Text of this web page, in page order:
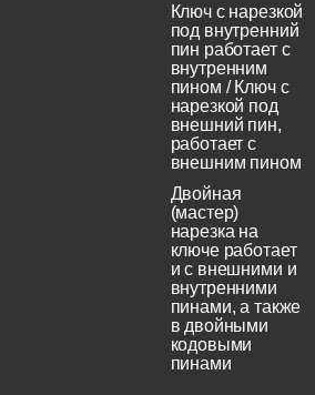
Ключ с нарезкой
под внутренний
пин работает с
внутренним
пином / Ключ с
нарезкой под
внешний пин,
работает с
внешним пином
Двойная
(мастер)
нарезка на
ключе работает
и с внешними и
внутренними
пинами, а также
в двойными
кодовыми
пинами